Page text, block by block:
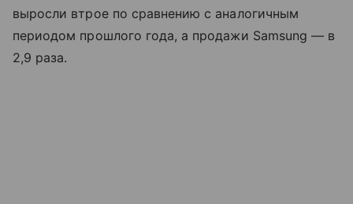
выросли втрое по сравнению с аналогичным
периодом прошлого года, а продажи Samsung — в
2,9 раза.